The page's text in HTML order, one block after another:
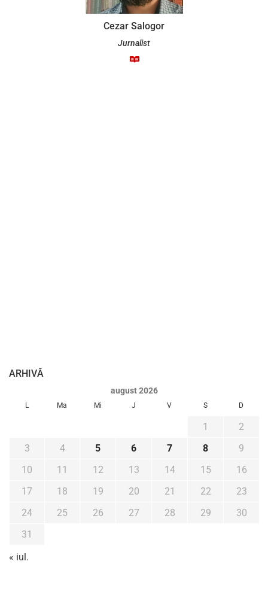
Anatolie Juraveli
Iereu
ARHIVĂ
august 2026
L Ma Mi J V S D
1
2
3
4 5 6 7 8
9
10
11 12 13 14 15
16
17
18 19 20 21 22
23
24
25 26 27 28 29
30
31
« iul.